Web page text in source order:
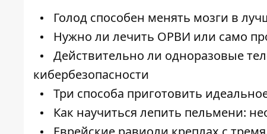
Голод способен менять мозги в
Нужно ли лечить ОРВИ или само
Действительно ли одноразовые
кибербезопасности
Три способа приготовить
Как научиться лепить пельмени: